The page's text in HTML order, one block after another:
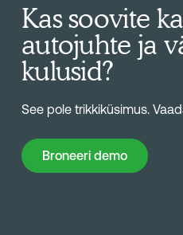
Kas soovite
autojuhte ja
kulusid?
See pole trikkiküsimus.
Broneeri demo
Broneeri demo